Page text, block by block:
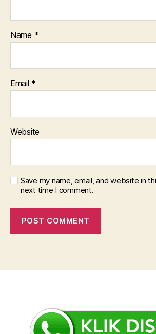
Name *
Email *
Website
Save my name, email, and website in
next time I comment.